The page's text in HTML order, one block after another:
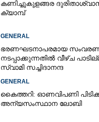
കണിച്ചുകുളങ്ങര
ക്യാമ്പ്
GENERAL
ഭരണഘടനാപരമായ
നടപ്പാക്കുന്നതിൽ വീഴ്ച
സ്വാമി സച്ചിദാനന്ദ
GENERAL
കൈത്തറി: ഓണവിപണി
അന്യസംസ്ഥാന ലോബി
തൃശൂരിൽ
വീണ് യുവാവ്